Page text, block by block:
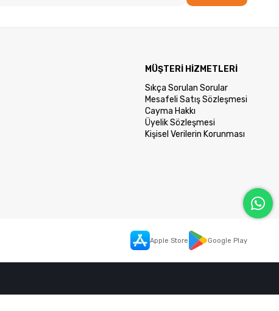
MÜŞTERİ HİZMETLERİ
Sıkça Sorulan Sorular
Mesafeli Satış Sözleşmesi
Cayma Hakkı
Üyelik Sözleşmesi
Kişisel Verilerin Korunması
Apple Store Google Play